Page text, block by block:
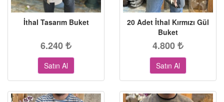
İthal Tasarım Buket
6.240
Satın Al
20 Adet İthal Kırmızı Gül
Buket
4.800
Satın Al